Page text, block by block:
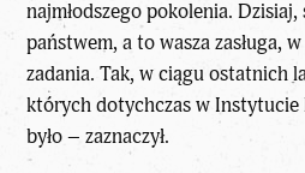
najmłodszego pokolenia.
państwem, a to wasza zasługa,
zadania. Tak, w ciągu ostatnich
których dotychczas w Instytucie
było – zaznaczył.